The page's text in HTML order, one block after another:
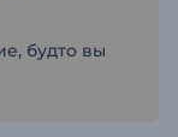
будто вы